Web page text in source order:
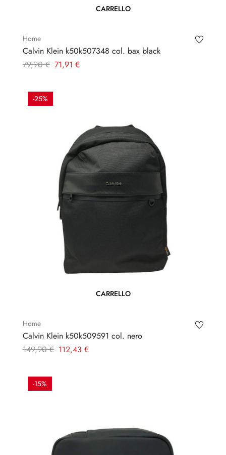
CARRELLO
Home
Calvin Klein k50k507348 col. bax black
Prezzo
79,90 € Prezzo
71,91 €
-25%
CARRELLO
Home
Calvin Klein k50k509591 col. nero
Prezzo
149,90 € Prezzo
112,43 €
-15%